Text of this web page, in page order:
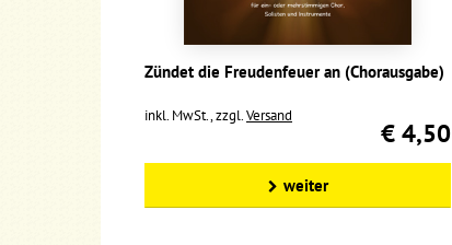
Zündet die Freudenfeuer an (Chorausgabe)
inkl. MwSt., zzgl.Versand
€ 4,50
weiter